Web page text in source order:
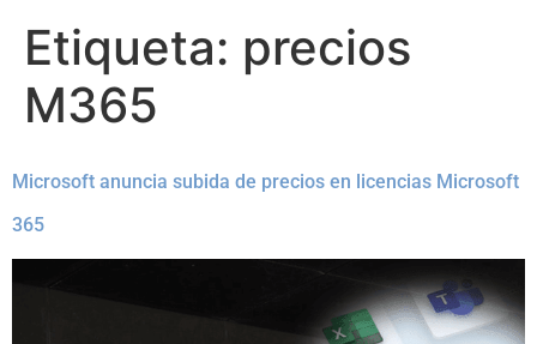
Etiqueta: precios
M365
Microsoft anuncia subida de precios en licencias Microsoft
365